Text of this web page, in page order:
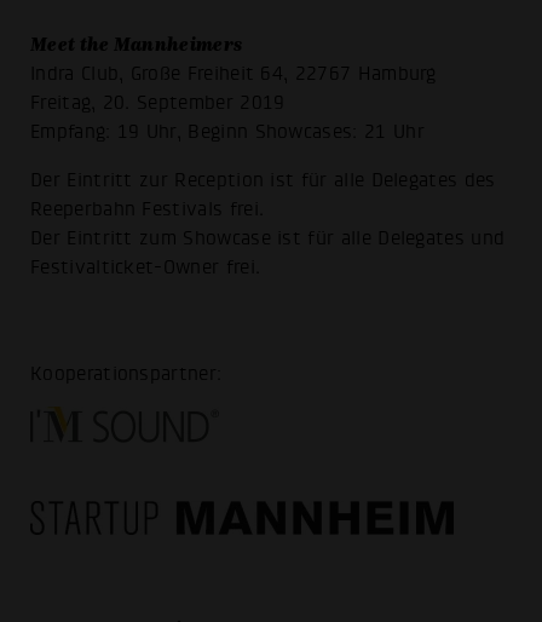
Meet the Mannheimers
Indra Club, Große Freiheit 64, 22767 Hamburg
Freitag, 20. September 2019
Empfang: 19 Uhr, Beginn Showcases: 21 Uhr
Der Eintritt zur Reception ist für alle Delegates des
Reeperbahn Festivals frei.
Der Eintritt zum Showcase ist für alle Delegates und
Festivalticket-Owner frei.
Kooperationspartner: